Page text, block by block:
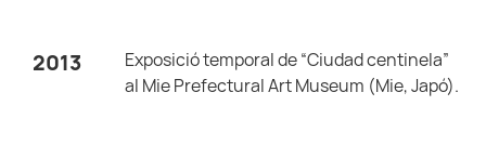
2013
Exposició temporal de “Ciudad centinela”
al Mie Prefectural Art Museum (Mie, Japó).